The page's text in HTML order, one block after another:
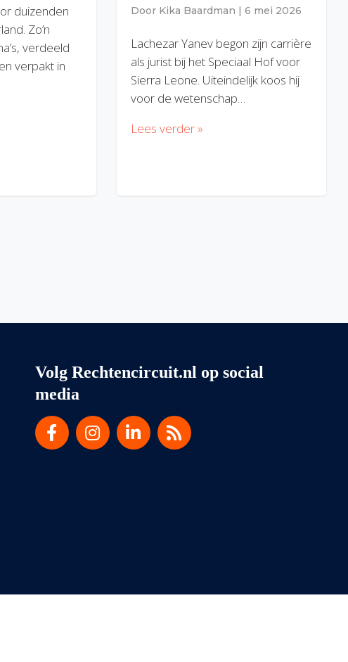
duizenden
Zo’n
verdeeld
verpakt in
Door Kika Baardman | 6 mei 2026
Lachezar Yanev begon zijn carrière
als jurist bij het Speciaal Hof voor
Sierra Leone. Uiteindelijk koos hij
voor de wetenschap…
Lees verder »
Volg Rechtencircuit.nl op social
media